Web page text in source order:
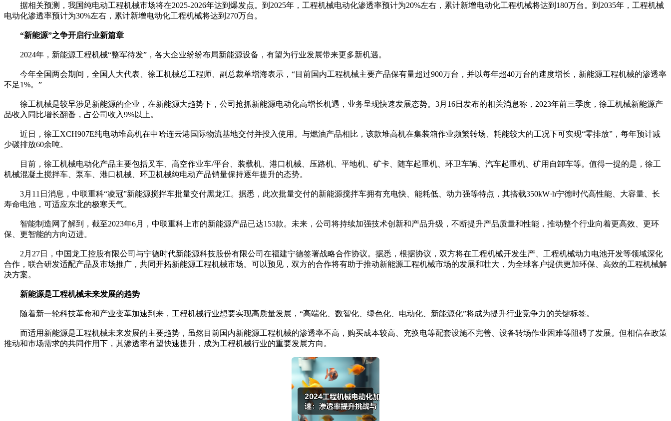
据相关预测，我国纯电动工程机械市场将在2025-2026年达到爆发点。到2025年，工程机械电动化渗透率预计为20%左右，累计新增电动化工程机械将达到180万台。到2035年，工程机械
电动化渗透率预计为30%左右，累计新增电动化工程机械将达到270万台。
“新能源”之争开启行业新篇章
2024年，新能源工程机械“整军待发”，各大企业纷纷布局新能源设备，有望为行业发展带来更多新机遇。
今年全国两会期间，全国人大代表、徐工机械总工程师、副总裁单增海表示，“目前国内工程机械主要产品保有量超过900万台，并以每年超40万台的速度增长，新能源工程机械的渗透率
不足1%。”
徐工机械是较早涉足新能源的企业，在新能源大趋势下，公司抢抓新能源电动化高增长机遇，业务呈现快速发展态势。3月16日发布的相关消息称，2023年前三季度，徐工机械新能源产
品收入同比增长翻番，占公司收入9%以上。
近日，徐工XCH907E纯电动堆高机在中哈连云港国际物流基地交付并投入使用。与燃油产品相比，该款堆高机在集装箱作业频繁转场、耗能较大的工况下可实现“零排放”，每年预计减
少碳排放60余吨。
目前，徐工机械电动化产品主要包括叉车、高空作业车/平台、装载机、港口机械、压路机、平地机、矿卡、随车起重机、环卫车辆、汽车起重机、矿用自卸车等。值得一提的是，徐工
机械混凝土搅拌车、泵车、港口机械、环卫机械纯电动产品销量保持逐年提升的态势。
3月11日消息，中联重科“凌冠”新能源搅拌车批量交付黑龙江。据悉，此次批量交付的新能源搅拌车拥有充电快、能耗低、动力强等特点，其搭载350kW·h宁德时代高性能、大容量、长
寿命电池，可适应东北的极寒天气。
智能制造网了解到，截至2023年6月，中联重科上市的新能源产品已达153款。未来，公司将持续加强技术创新和产品升级，不断提升产品质量和性能，推动整个行业向着更高效、更环
保、更智能的方向迈进。
2月27日，中国龙工控股有限公司与宁德时代新能源科技股份有限公司在福建宁德签署战略合作协议。据悉，根据协议，双方将在工程机械开发生产、工程机械动力电池开发等领域深化
合作，联合研发适配产品及市场推广，共同开拓新能源工程机械市场。可以预见，双方的合作将有助于推动新能源工程机械市场的发展和壮大，为全球客户提供更加环保、高效的工程机械解
决方案。
新能源是工程机械未来发展的趋势
随着新一轮科技革命和产业变革加速到来，工程机械行业想要实现高质量发展，“高端化、数智化、绿色化、电动化、新能源化”将成为提升行业竞争力的关键标签。
而适用新能源是工程机械未来发展的主要趋势，虽然目前国内新能源工程机械的渗透率不高，购买成本较高、充换电等配套设施不完善、设备转场作业困难等阻碍了发展。但相信在政策
推动和市场需求的共同作用下，其渗透率有望快速提升，成为工程机械行业的重要发展方向。